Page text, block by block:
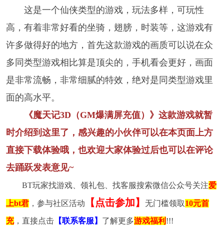
这是一个仙侠类型的游戏，玩法多样，可玩性
高，有着非常好看的坐骑，翅膀，时装等，这游戏有
许多做得好的地方，首先这款游戏的画质可以说在众
多同类型游戏相比算是顶尖的，手机看会更好，画面
是非常流畅，非常细腻的特效，绝对是同类型游戏里
面的高水平。
《魔天记3D（GM爆满屏充值）》这款游戏就暂
时介绍到这里了，感兴趣的小伙伴可以在本页面上方
直接下载体验哦，也欢迎大家体验过后也可以在评论
去踊跃发表意见~
BT玩家找游戏、领礼包、找客服搜索微信公众号关注爱
上bt君，参与社区活动 【点击参加】 无门槛领取10元首
充，直接点击【联系客服】 了解更多游戏福利 !!!